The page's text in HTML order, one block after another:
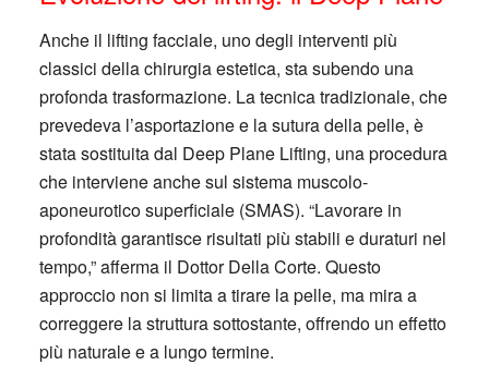
Anche il lifting facciale, uno degli interventi più
classici della chirurgia estetica, sta subendo una
profonda trasformazione. La tecnica tradizionale, che
prevedeva l’asportazione e la sutura della pelle, è
stata sostituita dal Deep Plane Lifting, una procedura
che interviene anche sul sistema muscolo-
aponeurotico superficiale (SMAS). “Lavorare in
profondità garantisce risultati più stabili e duraturi nel
tempo,” afferma il Dottor Della Corte. Questo
approccio non si limita a tirare la pelle, ma mira a
correggere la struttura sottostante, offrendo un effetto
più naturale e a lungo termine.